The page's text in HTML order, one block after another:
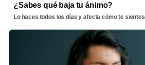
¿Sabes qué baja tu ánimo?
Lo haces todos los días y afecta cómo te sientes